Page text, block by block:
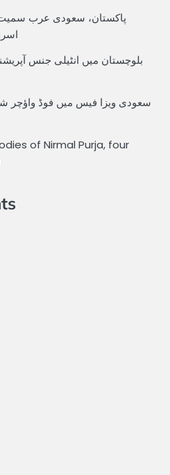
سعودی ویزا فیس میں فوڈ واؤچر
of Nirmal Purja, four